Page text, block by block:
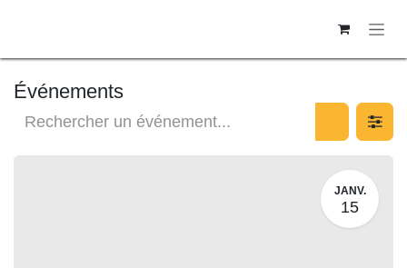
Événements
JANV.
15